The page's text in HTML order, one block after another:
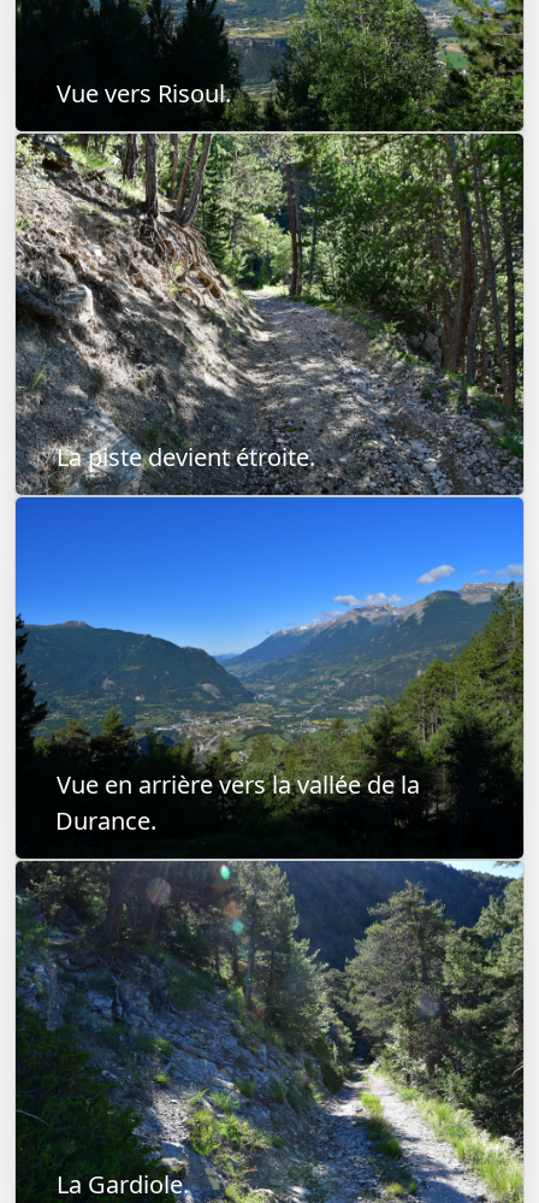
Vue vers Risoul.
La piste devient étroite.
Vue en arrière vers la vallée de la
Durance.
La Gardiole.